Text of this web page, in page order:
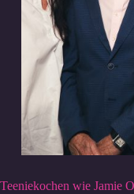
Teeniekochen wie Jamie